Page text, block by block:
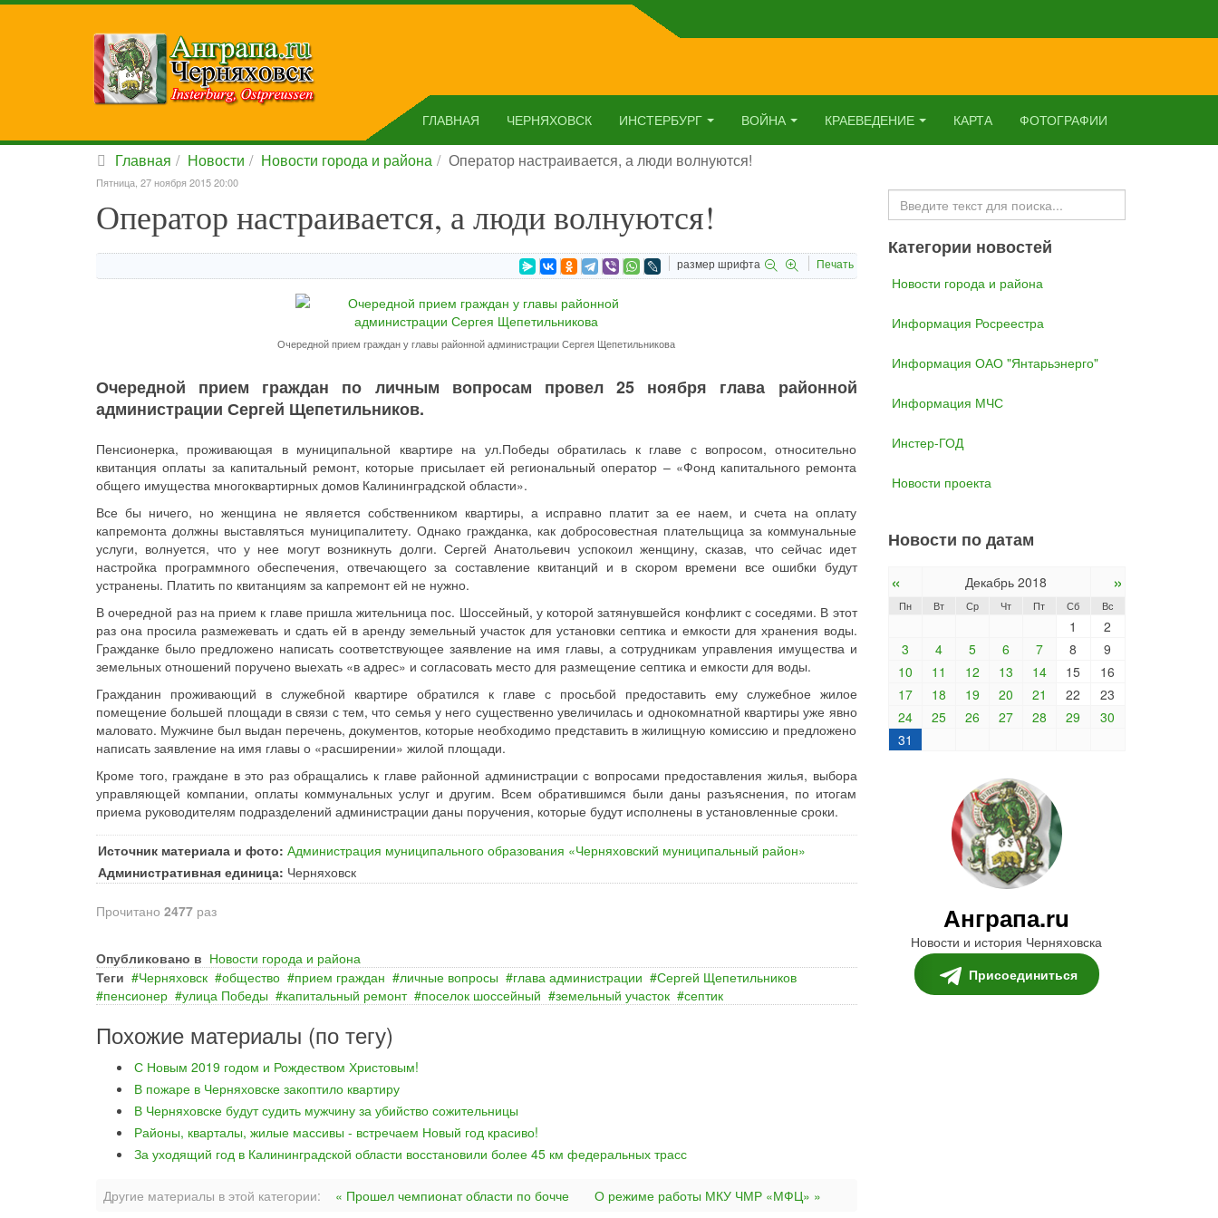
ГЛАВНАЯ ЧЕРНЯХОВСК ИНСТЕРБУРГ ВОЙНА КРАЕВЕДЕНИЕ КАРТА ФОТОГРАФИИ
Главная Новости Новости города и района Оператор настраивается, а люди волнуются!
Пятница, 27 ноября 2015 20:00
Оператор настраивается, а люди волнуются!
размер шрифта Печать
Очередной прием граждан у главы районной администрации Сергея Щепетильникова
Очередной прием граждан по личным вопросам провел 25 ноября глава районной
администрации Сергей Щепетильников.
Пенсионерка, проживающая в муниципальной квартире на ул.Победы обратилась к главе с вопросом, относительно
квитанция оплаты за капитальный ремонт, которые присылает ей региональный оператор – «Фонд капитального ремонта
общего имущества многоквартирных домов Калининградской области».
Все бы ничего, но женщина не является собственником квартиры, а исправно платит за ее наем, и счета на оплату
капремонта должны выставляться муниципалитету. Однако гражданка, как добросовестная плательщица за коммунальные
услуги, волнуется, что у нее могут возникнуть долги. Сергей Анатольевич успокоил женщину, сказав, что сейчас идет
настройка программного обеспечения, отвечающего за составление квитанций и в скором времени все ошибки будут
устранены. Платить по квитанциям за капремонт ей не нужно.
В очередной раз на прием к главе пришла жительница пос. Шоссейный, у которой затянувшейся конфликт с соседями. В этот
раз она просила размежевать и сдать ей в аренду земельный участок для установки септика и емкости для хранения воды.
Гражданке было предложено написать соответствующее заявление на имя главы, а сотрудникам управления имущества и
земельных отношений поручено выехать «в адрес» и согласовать место для размещение септика и емкости для воды.
Гражданин проживающий в служебной квартире обратился к главе с просьбой предоставить ему служебное жилое
помещение большей площади в связи с тем, что семья у него существенно увеличилась и однокомнатной квартиры уже явно
маловато. Мужчине был выдан перечень, документов, которые необходимо представить в жилищную комиссию и предложено
написать заявление на имя главы о «расширении» жилой площади.
Кроме того, граждане в это раз обращались к главе районной администрации с вопросами предоставления жилья, выбора
управляющей компании, оплаты коммунальных услуг и другим. Всем обратившимся были даны разъяснения, по итогам
приема руководителям подразделений администрации даны поручения, которые будут исполнены в установленные сроки.
Источник материала и фото: Администрация муниципального образования «Черняховский муниципальный район»
Административная единица: Черняховск
Прочитано 2477 раз
Опубликовано в Новости города и района
Теги
Черняховск общество прием граждан личные вопросы глава администрации
Сергей Щепетильников
пенсионер
улица Победы капитальный ремонт поселок шоссейный земельный участок септик
Похожие материалы (по тегу)
С Новым 2019 годом и Рождеством Христовым!
В пожаре в Черняховске закоптило квартиру
В Черняховске будут судить мужчину за убийство сожительницы
Районы, кварталы, жилые массивы - встречаем Новый год красиво!
За уходящий год в Калининградской области восстановили более 45 км федеральных трасс
Другие материалы в этой категории: « Прошел чемпионат области по бочче О режиме работы МКУ ЧМР «МФЦ» »
Искать...
Категории новостей
Новости города и района
Информация Росреестра
Информация ОАО "Янтарьэнерго"
Информация МЧС
Инстер-ГОД
Новости проекта
Новости по датам
« Декабрь 2018 »
Пн Вт Ср Чт Пт Сб Вс
1
2
3
4 5 6 7 8
9
10
11 12 13 14 15
16
17
18 19 20 21 22
23
24
25 26 27 28 29
30
31
Анграпа.ru
Новости и история Черняховска
Присоединиться